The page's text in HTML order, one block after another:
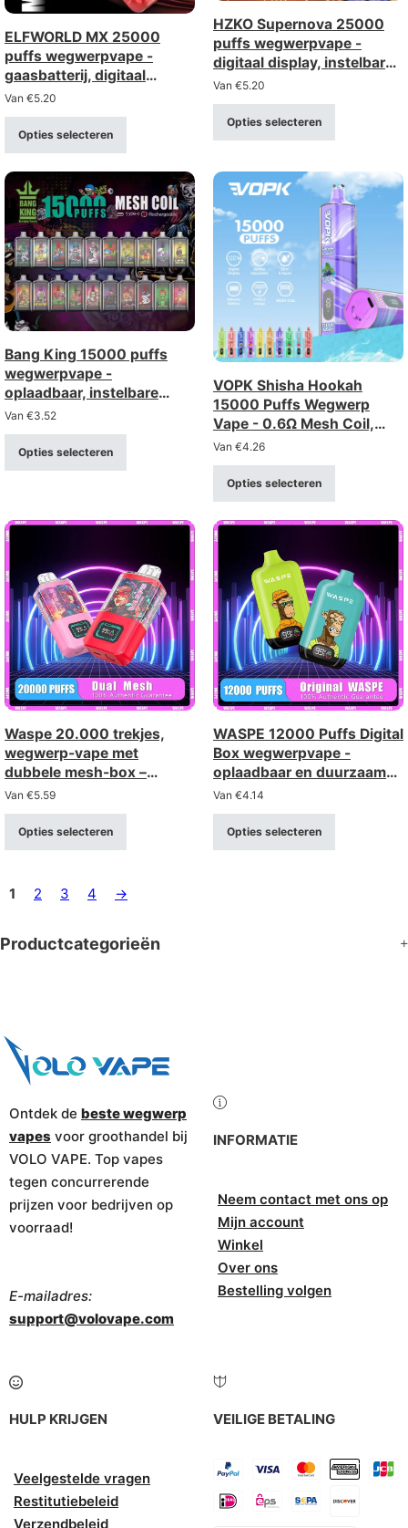
ELFWORLD MX 25000
puffs wegwerpvape -
gaasbatterij, digitaal
display, instelbare
luchtstroom
Van €5.20
Opties selecteren
HZKO Supernova 25000
puffs wegwerpvape -
digitaal display, instelbare
luchtstroom, gaasbatterij
Van €5.20
Opties selecteren
Bang King 15000 puffs
wegwerpvape -
oplaadbaar, instelbare
luchtstroom
Van €3.52
Opties selecteren
VOPK Shisha Hookah
15000 Puffs Wegwerp
Vape - 0.6Ω Mesh Coil,
Oplaadbaar
Van €4.26
Opties selecteren
Waspe 20.000 trekjes,
wegwerp-vape met
dubbele mesh-box –
oplaadbaar met LCD-
scherm (sterkte 0-5%)
Van €5.59
Opties selecteren
WASPE 12000 Puffs Digital
Box wegwerpvape -
oplaadbaar en duurzaam
met slim display
Van €4.14
Opties selecteren
1 2 3 4 →
Productcategorieën
Ontdek de beste wegwerp
vapes voor groothandel bij
VOLO VAPE. Top vapes
tegen concurrerende
prijzen voor bedrijven op
voorraad!
E-mailadres:
support@volovape.com
INFORMATIE
Neem contact met ons op
Mijn account
Winkel
Over ons
Bestelling volgen
HULP KRIJGEN
Veelgestelde vragen
Restitutiebeleid
Verzendbeleid
VEILIGE BETALING